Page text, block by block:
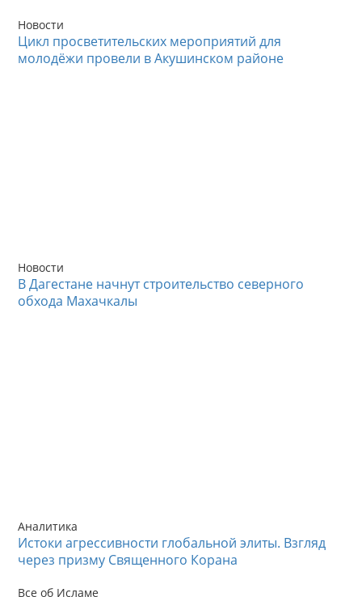
Новости
Цикл просветительских мероприятий для
молодёжи провели в Акушинском районе
Новости
В Дагестане начнут строительство северного
обхода Махачкалы
Аналитика
Истоки агрессивности глобальной элиты. Взгляд
через призму Священного Корана
Все об Исламе